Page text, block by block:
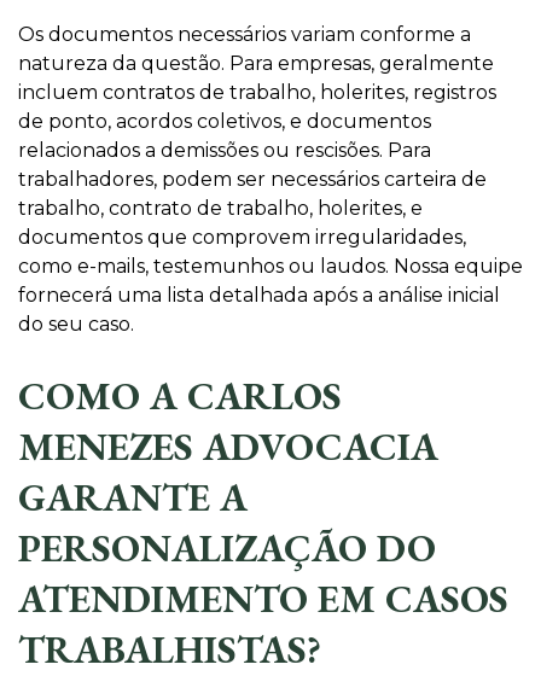
Os documentos necessários variam conforme a
natureza da questão. Para empresas, geralmente
incluem contratos de trabalho, holerites, registros
de ponto, acordos coletivos, e documentos
relacionados a demissões ou rescisões. Para
trabalhadores, podem ser necessários carteira de
trabalho, contrato de trabalho, holerites, e
documentos que comprovem irregularidades,
como e-mails, testemunhos ou laudos. Nossa equipe
fornecerá uma lista detalhada após a análise inicial
do seu caso.
COMO A CARLOS
MENEZES ADVOCACIA
GARANTE A
PERSONALIZAÇÃO DO
ATENDIMENTO EM CASOS
TRABALHISTAS?